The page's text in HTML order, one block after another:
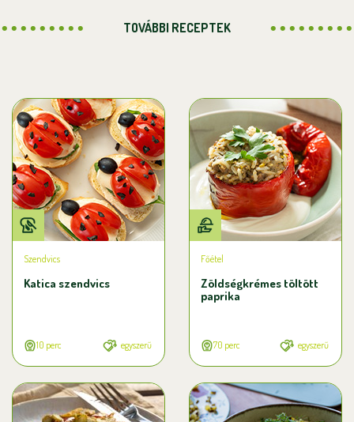
TOVÁBBI RECEPTEK
Szendvics
Katica szendvics
10 perc egyszerű
Főétel
Zöldségkrémes töltött
paprika
70 perc egyszerű